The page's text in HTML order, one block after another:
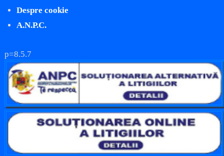
Despre cookie
A.N.P.C.
p=8.5.7